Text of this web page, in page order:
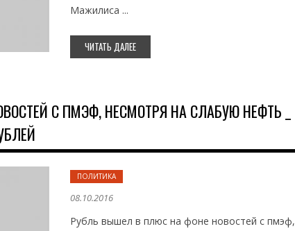
Мажилиса ...
ЧИТАТЬ ДАЛЕЕ
С ПМЭФ, НЕСМОТРЯ НА СЛАБУЮ НЕФТЬ _
ПОЛИТИКА
08.10.2016
Рубль вышел в плюс на фоне новостей с пмэф,